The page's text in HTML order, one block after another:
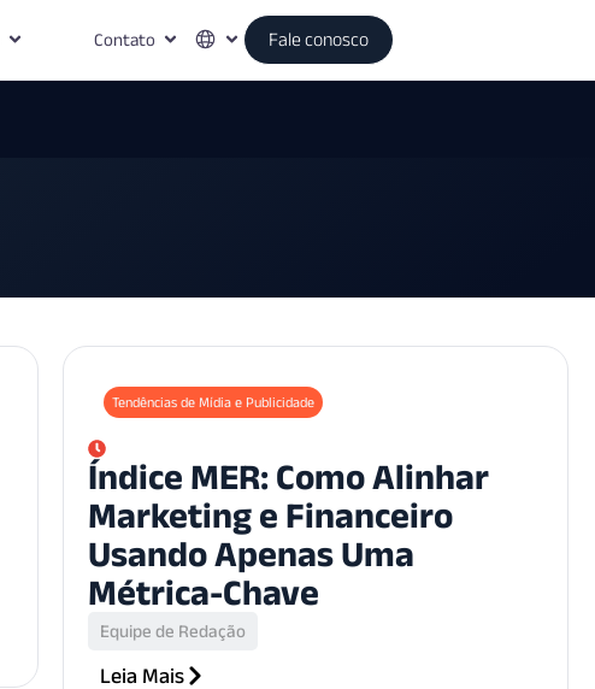
Contato Fale conosco
Tendências de Mídia e Publicidade
Índice MER: Como Alinhar
Marketing e Financeiro
Usando Apenas Uma
Métrica-Chave
Equipe de Redação
Leia Mais